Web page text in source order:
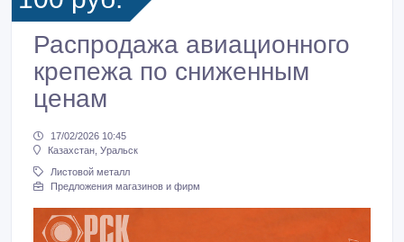
Распродажа авиационного
крепежа по сниженным
ценам
17/02/2026 10:45
Казахстан, Уральск
Листовой металл
Предложения магазинов и фирм